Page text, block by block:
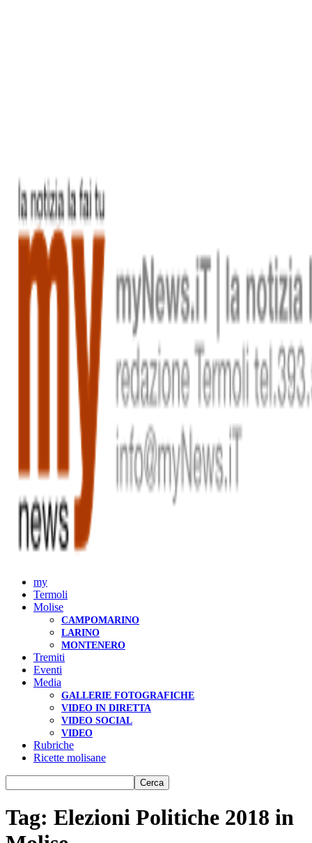
my
Termoli
Molise
CAMPOMARINO
LARINO
MONTENERO
Tremiti
Eventi
Media
GALLERIE FOTOGRAFICHE
VIDEO IN DIRETTA
VIDEO SOCIAL
VIDEO
Rubriche
Ricette molisane
Tag: Elezioni Politiche 2018 in